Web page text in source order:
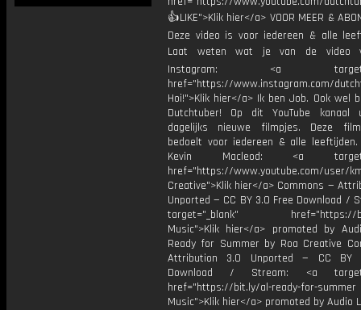
👍LIKE">Klik hier</a> VOOR MEER &
Deze video is voor iedereen & alle
Laat weten wat je van de video
Instagram: <a
href="https://www.instagram.com/
Hoi!">Klik hier</a> Ik ben Job. Ook wel
Dutchtuber! Op dit YouTube kanaal
dagelijks nieuwe filmpjes. Deze
bedoelt voor iedereen & alle
Kevin Macleod: <a
href="https://www.youtube.com/user/
Creative">Klik hier</a> Commons —
Unported — CC BY 3.0 Free Download /
target="_blank" href="https://
Music">Klik hier</a> promoted by
Ready for Summer by Roa Creative
Attribution 3.0 Unported — CC BY
Download / Stream: <a
href="https://bit.ly/al-ready-for-summer
Music">Klik hier</a> promoted by Audio